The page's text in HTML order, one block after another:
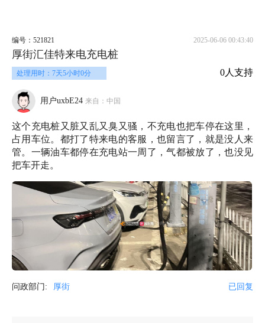
编号：521821 2025-06-06 00:43:40
厚街汇佳特来电充电桩
处理用时：7天5小时0分 0人支持
用户uxbE24 来自：中国
这个充电桩又脏又乱又臭又骚，不充电也把车停在这里，
占用车位。都打了特来电的客服，也留言了，就是没人来
管。一辆油车都停在充电站一周了，气都被放了，也没见
把车开走。
问政部门: 厚街 已回复